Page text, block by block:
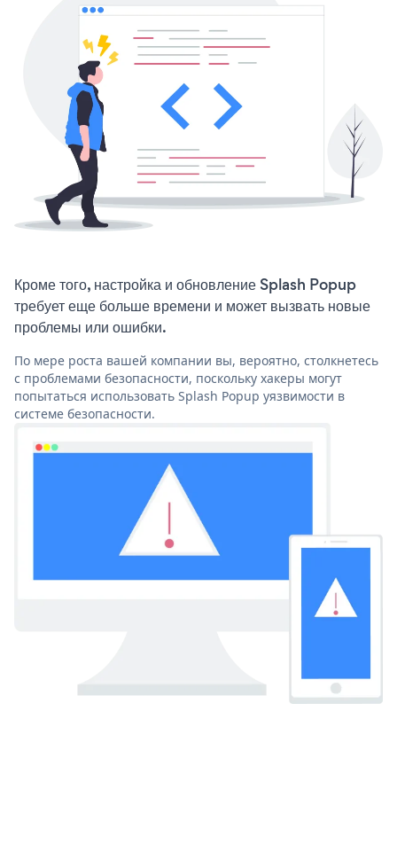
Кроме того, настройка и обновление Splash Popup
требует еще больше времени и может вызвать новые
проблемы или ошибки.
По мере роста вашей компании вы, вероятно, столкнетесь
с проблемами безопасности, поскольку хакеры могут
попытаться использовать Splash Popup уязвимости в
системе безопасности.